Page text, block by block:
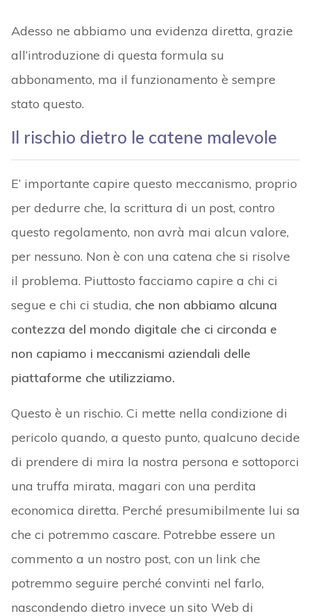
Adesso ne abbiamo una evidenza diretta, grazie
all’introduzione di questa formula su
abbonamento, ma il funzionamento è sempre
stato questo.
Il rischio dietro le catene malevole
E’ importante capire questo meccanismo, proprio
per dedurre che, la scrittura di un post, contro
questo regolamento, non avrà mai alcun valore,
per nessuno. Non è con una catena che si risolve
il problema. Piuttosto facciamo capire a chi ci
segue e chi ci studia, che non abbiamo alcuna
contezza del mondo digitale che ci circonda e
non capiamo i meccanismi aziendali delle
piattaforme che utilizziamo.
Questo è un rischio. Ci mette nella condizione di
pericolo quando, a questo punto, qualcuno decide
di prendere di mira la nostra persona e sottoporci
una truffa mirata, magari con una perdita
economica diretta. Perché presumibilmente lui sa
che ci potremmo cascare. Potrebbe essere un
commento a un nostro post, con un link che
potremmo seguire perché convinti nel farlo,
nascondendo dietro invece un sito Web di